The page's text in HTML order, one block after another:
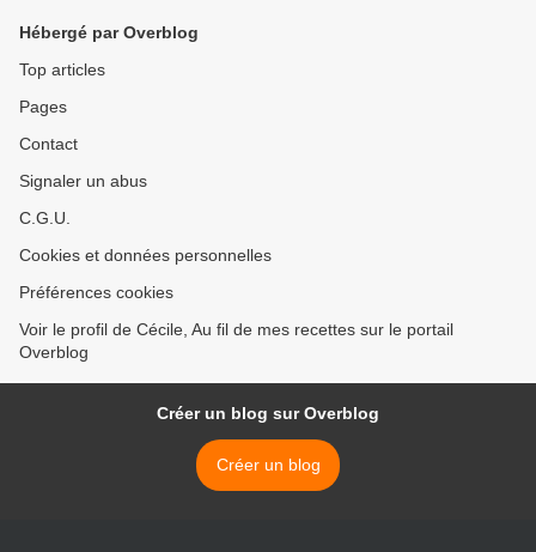
Hébergé par Overblog
Top articles
Pages
Contact
Signaler un abus
C.G.U.
Cookies et données personnelles
Préférences cookies
Voir le profil de Cécile, Au fil de mes recettes sur le portail
Overblog
Créer un blog sur Overblog
Créer un blog